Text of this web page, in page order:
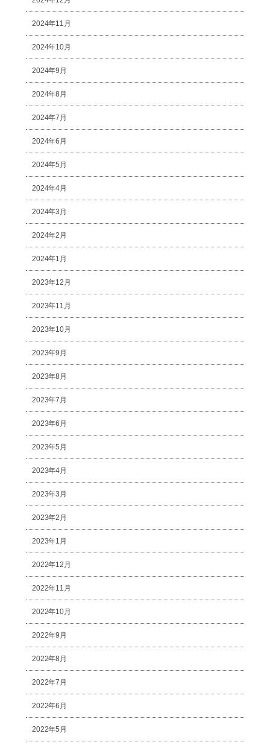
2024年11月
2024年10月
2024年9月
2024年8月
2024年7月
2024年6月
2024年5月
2024年4月
2024年3月
2024年2月
2024年1月
2023年12月
2023年11月
2023年10月
2023年9月
2023年8月
2023年7月
2023年6月
2023年5月
2023年4月
2023年3月
2023年2月
2023年1月
2022年12月
2022年11月
2022年10月
2022年9月
2022年8月
2022年7月
2022年6月
2022年5月